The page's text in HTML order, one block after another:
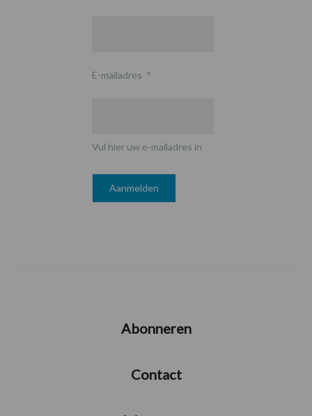
E-mailadres *
Vul hier uw e-mailadres in
Abonneren
Contact